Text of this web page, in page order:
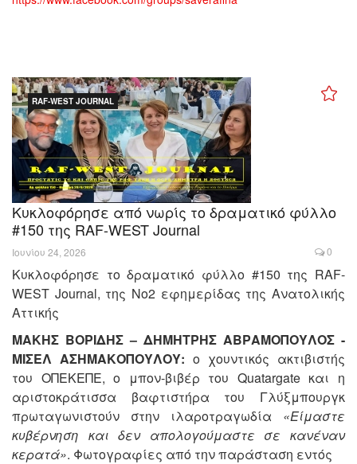
RAF-WEST JOURNAL
Κυκλοφόρησε από νωρίς το δραματικό φύλλο
#150 της RAF-WEST Journal
Ιουνίου 24, 2026 0
Κυκλοφόρησε το δραματικό φύλλο #150 της RAF-
WEST Journal, της Νο2 εφημερίδας της Ανατολικής
Αττικής
ΜΑΚΗΣ ΒΟΡΙΔΗΣ – ΔΗΜΗΤΡΗΣ ΑΒΡΑΜΟΠΟΥΛΟΣ -
ΜΙΣΕΛ ΑΣΗΜΑΚΟΠΟΥΛΟΥ: o χουντικός ακτιβιστής
του ΟΠΕΚΕΠΕ, ο μπον-βιβέρ του Quatargate και η
αριστοκράτισσα βαφτιστήρα του Γλύξμπουργκ
πρωταγωνιστούν στην ιλαροτραγωδία «Είμαστε
κυβέρνηση και δεν απολογούμαστε σε κανέναν
κερατά». Φωτογραφίες από την παράσταση εντός